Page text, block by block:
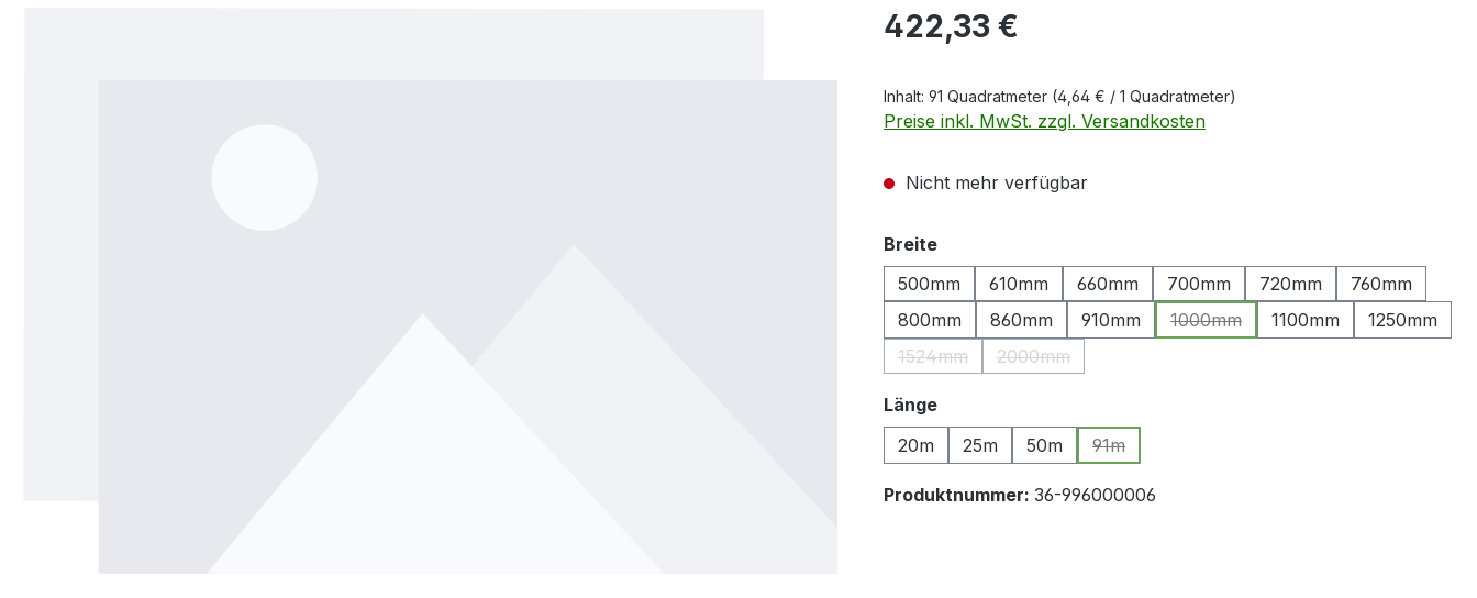
Regulärer Preis:
422,33 €
Inhalt: 91 Quadratmeter (4,64 € / 1 Quadratmeter)
Preise inkl. MwSt. zzgl. Versandkosten
Nicht mehr verfügbar
Breiteauswählen
500mm
610mm 660mm 700mm 720mm
760mm
800mm
860mm 910mm 1000mm
(Diese Option ist zurzeit nicht
1100mm
1250mm
1524mm
(Diese Option ist zurzeit nicht verfügbar.)
2000mm
(Diese Option ist zurzeit nicht verfügbar.)
Längeauswählen
20m
25m 50m 91m
(Diese Option ist zurzeit nicht verfügbar.)
Produktnummer: 36-996000006